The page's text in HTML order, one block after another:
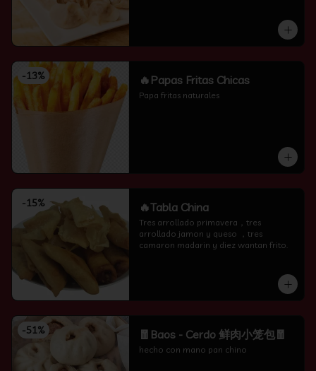
-13% 🔥Papas Fritas Chicas
Papa fritas naturales
-15% 🔥Tabla China
Tres arrollado primavera，tres
arrollado jamon y queso ，tres
camaron madarin y diez wantan frito.
-51% 🧧Baos - Cerdo 鲜肉小笼包🧧
hecho con mano pan chino